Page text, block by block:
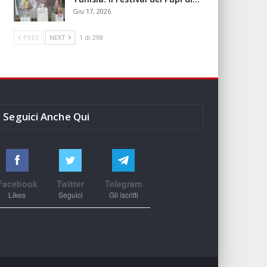
Giu 17, 2026
PREV NEXT 1 di 298
Seguici Anche Qui
Likes
Twitter
Seguici
Telegram
Gli iscritti